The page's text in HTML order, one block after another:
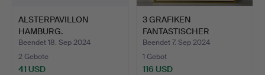
ALSTERPAVILLON
HAMBURG.
Beendet 18. Sep 2024
2 Gebote
41 USD
3 GRAFIKEN
FANTASTISCHER
REALISMUS.
Beendet 7. Sep 2024
1 Gebot
116 USD